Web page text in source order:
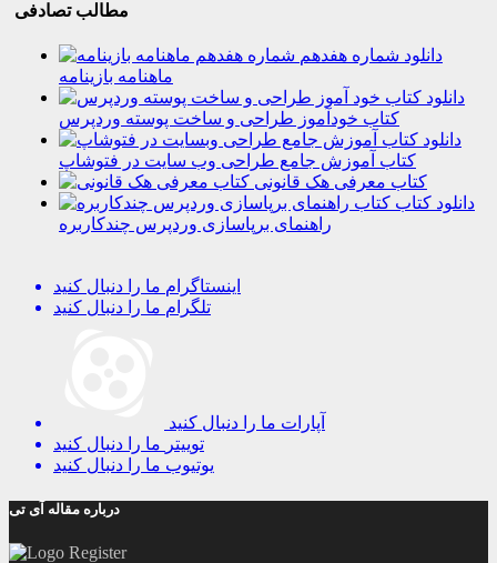
مطالب تصادفی
دانلود شماره هفدهم
ماهنامه بازینامه
دانلود
کتاب خودآموز طراحی و ساخت پوسته وردپرس
دانلود
کتاب آموزش جامع طراحی وب سایت در فتوشاپ
کتاب معرفی هک قانونی
دانلود کتاب
راهنمای برپاسازی وردپرس چندکاربره
اینستاگرام ما را دنبال کنید
تلگرام ما را دنبال کنید
آپارات ما را دنبال کنید
توییتر ما را دنبال کنید
یوتیوب ما را دنبال کنید
درباره مقاله آی تی